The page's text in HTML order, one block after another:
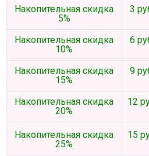
Накопительная скидка
5%
3
Накопительная скидка
10%
6
Накопительная скидка
15%
9
Накопительная скидка
20%
12
Накопительная скидка
25%
15